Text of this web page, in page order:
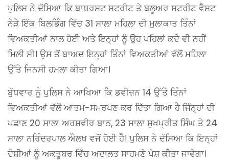
ਪੁਲਿਸ ਨੇ ਦੱਸਿਆ ਕਿ ਬਾਥਰਸਟ ਸਟਰੀਟ ਤੇ ਬਲੂਅਰ ਸਟਰੀਟ ਵੈਸਟ
ਨੇੜੇ ਇੱਕ ਬਿਲਡਿੰਗ ਵਿੱਚ 31 ਸਾਲਾ ਮਹਿਲਾ ਦੀ ਮੁਲਾਕਾਤ ਤਿੰਨਾਂ
ਵਿਅਕਤੀਆਂ ਨਾਲ ਹੋਈ ਅਤੇ ਇਨ੍ਹਾਂ ਨੂੰ ਉਹ ਪਹਿਲਾਂ ਕਦੇ ਵੀ ਨਹੀਂ
ਮਿਲੀ ਸੀ। ਉਸ ਤੋਂ ਬਾਅਦ ਇਨ੍ਹਾਂ ਤਿੰਨਾਂ ਵਿਅਕਤੀਆਂ ਵੱਲੋਂ ਮਹਿਲਾ
ਉੱਤੇ ਜਿਨਸੀ ਹਮਲਾ ਕੀਤਾ ਗਿਆ।
ਬੁੱਧਵਾਰ ਨੂੰ ਪੁਲਿਸ ਨੇ ਆਖਿਆ ਕਿ ਡਵੀਜ਼ਨ 14 ਉੱਤੇ ਤਿੰਨਾਂ
ਵਿਅਕਤੀਆਂ ਵੱਲੋਂ ਆਤਮ-ਸਮਰਪਣ ਕਰ ਦਿੱਤਾ ਗਿਆ ਹੈ ਜਿੰਨ੍ਹਾਂ ਦੀ
ਪਛਾਣ 20 ਸਾਲਾ ਅਰਸ਼ਵੀਰ ਬਾਠ, 23 ਸਾਲਾ ਸੁਖਪ੍ਰੀਤ ਸਿੰਘ ਤੇ 24
ਸਾਲਾ ਨਰਿੰਦਰਪਾਲ ਔਲਖ ਵਜੋਂ ਹੋਈ ਹੈ। ਪੁਲਿਸ ਨੇ ਦੱਸਿਆ ਕਿ ਇਨ੍ਹਾਂ
ਦੋਸ਼ੀਆਂ ਨੂੰ ਅਕਤੂਬਰ ਵਿੱਚ ਅਦਾਲਤ ਸਾਹਮਣੇ ਪੇਸ਼ ਕੀਤਾ ਜਾਵੇਗਾ।